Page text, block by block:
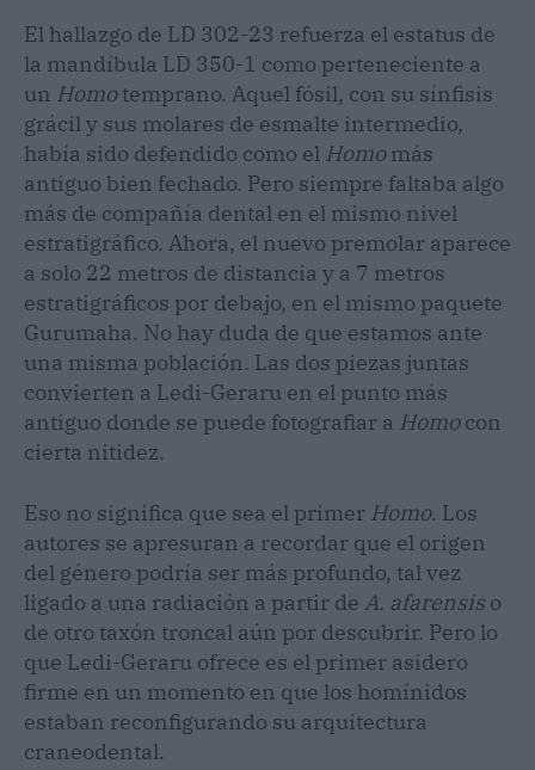
El hallazgo de LD 302-23 refuerza el estatus de
la mandíbula LD 350-1 como perteneciente a
un Homotemprano. Aquel fósil, con su sínfisis
grácil y sus molares de esmalte intermedio,
había sido defendido como el Homomás
antiguo bien fechado. Pero siempre faltaba algo
más de compañía dental en el mismo nivel
estratigráfico. Ahora, el nuevo premolar aparece
a solo 22 metros de distancia y a 7 metros
estratigráficos por debajo, en el mismo paquete
Gurumaha. No hay duda de que estamos ante
una misma población. Las dos piezas juntas
convierten a Ledi-Geraru en el punto más
antiguo donde se puede fotografiar a Homocon
cierta nitidez.
Eso no significa que sea el primer Homo. Los
autores se apresuran a recordar que el origen
del género podría ser más profundo, tal vez
ligado a una radiación a partir de A. afarensiso
de otro taxón troncal aún por descubrir. Pero lo
que Ledi-Geraru ofrece es el primer asidero
firme en un momento en que los homínidos
estaban reconfigurando su arquitectura
craneodental.